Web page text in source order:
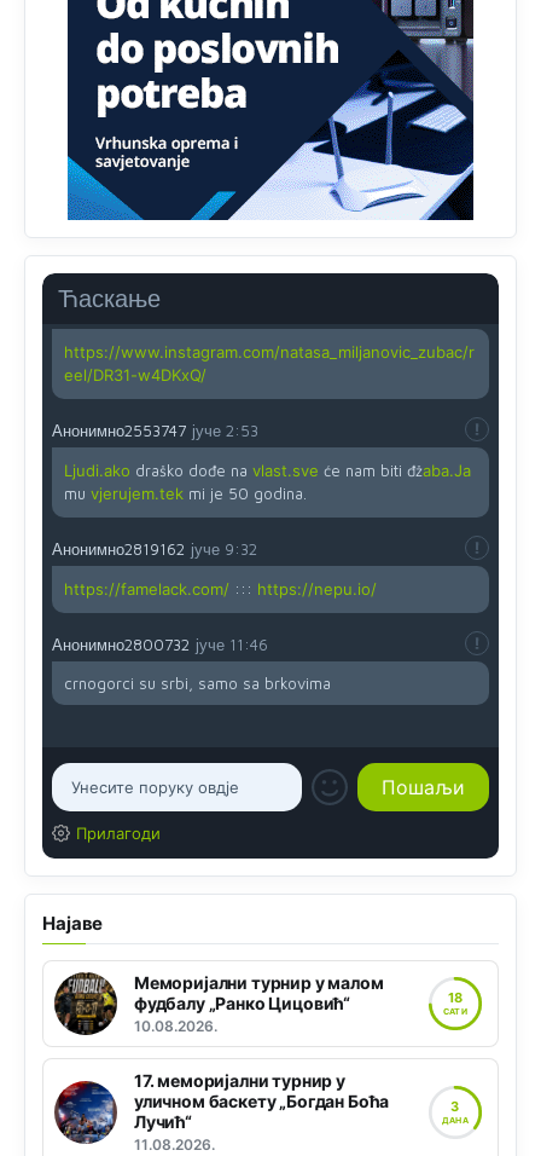
Ћаскање
zahtjeva optičkih skenera.
Анонимно2818605 јуче
11:45
Ovo pravilo jeste unijelo opravdan strah, posebno kada
su u pitanju starije osobe, osobe sa slabijim vidom ili
drhtavom rukom
Анонимно2819033 јуче 12:24
Yes,nekada je bila corava kutija za IZBORE a danas su
coravi biraci.
Анонимно2819162
https://www.instagram.com/natasa_miljanovic_zubac/r
eel/DR31-w4DKxQ/
Анонимно2553747 јуче 2:53
Ljudi.ako draško dođe na vlast.sve će nam biti đžaba.Ja
mu vjerujem.tek mi je 50 godina.
Анонимно2819162 јуче 9:32
https://famelack.com/ ::: https://nepu.io/
Анонимно2800732 јуче 11:46
crnogorci su srbi, samo sa brkovima
Прилагоди
Најаве
Меморијални турнир у малом
фудбалу „Ранко Цицовић“
10.08.2026.
18
САТИ
17. меморијални турнир у
уличном баскету „Богдан Боћа
Лучић“
11.08.2026.
3
ДАНА